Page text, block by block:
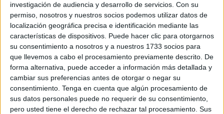
investigación de audiencia y desarrollo de servicios. Con su
permiso, nosotros y nuestros socios podemos utilizar datos de
localización geográfica precisa e identificación mediante las
características de dispositivos. Puede hacer clic para otorgarnos
su consentimiento a nosotros y a nuestros 1733 socios para
que llevemos a cabo el procesamiento previamente descrito. De
forma alternativa, puede acceder a información más detallada y
cambiar sus preferencias antes de otorgar o negar su
consentimiento. Tenga en cuenta que algún procesamiento de
sus datos personales puede no requerir de su consentimiento,
pero usted tiene el derecho de rechazar tal procesamiento. Sus